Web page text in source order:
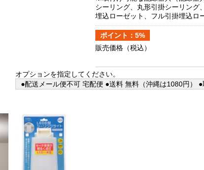
シーリング、丸形引掛シーリング
埋込ローゼット、フル引掛埋込ロ
ポイント：5%
販売価格 （税込）
オプションを指定してください。
●配送メール便不可 宅配便 ●送料 無料（沖縄は1080円）